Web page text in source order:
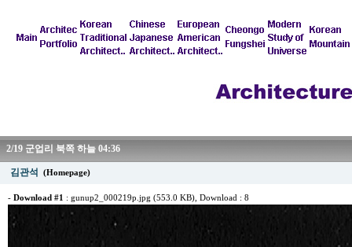
2/19 군업리 북쪽 하늘 04:36
김관석 (Homepage)
- Download #1 : gunup2_000219p.jpg (553.0 KB) , Download : 8